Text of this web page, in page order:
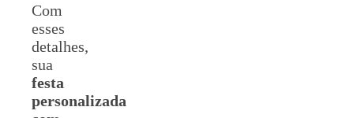
Com
esses
detalhes,
sua
festa
personalizada